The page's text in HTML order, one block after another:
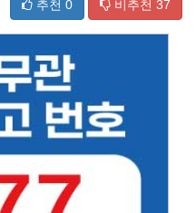
추천 0 비추천 37